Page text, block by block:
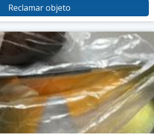
Reclamar objeto